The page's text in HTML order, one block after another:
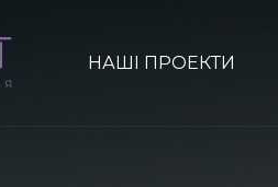
НАШІ ПРОЕКТИ